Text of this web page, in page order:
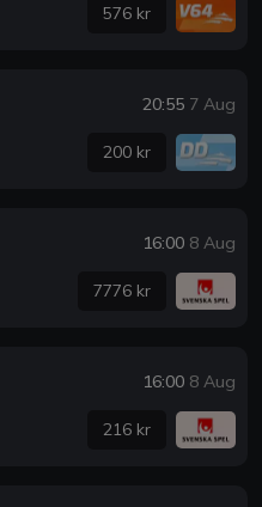
576 kr
20:55 7 Aug
200 kr
16:00 8 Aug
7776 kr
16:00 8 Aug
216 kr